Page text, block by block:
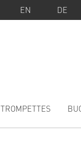
EN DE
TROMPETTES